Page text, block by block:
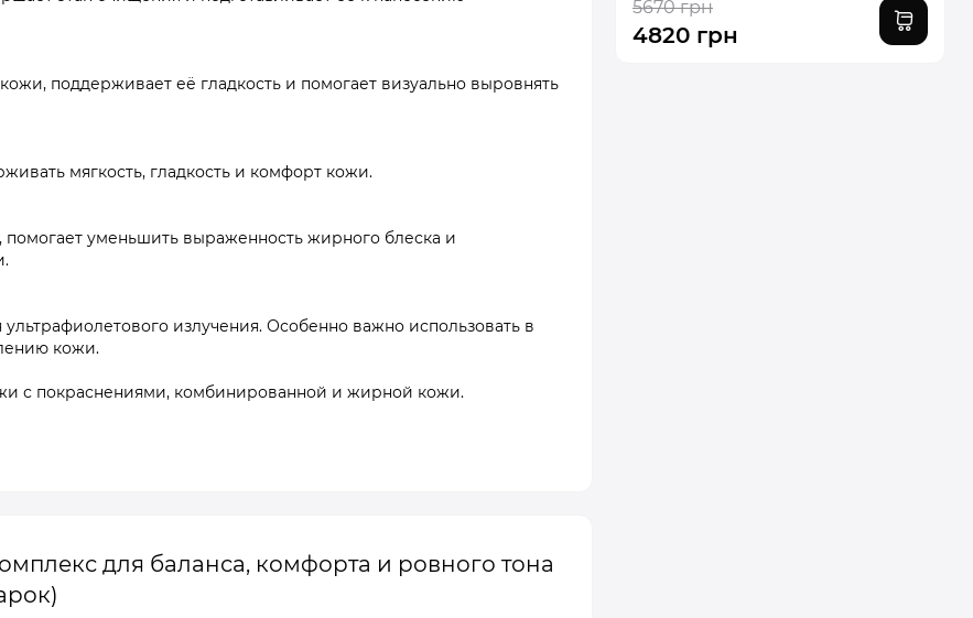
поддерживает её гладкость и помогает визуально выровнять
мягкость, гладкость и комфорт кожи.
уменьшить выраженность жирного блеска и
излучения. Особенно важно использовать в
кожи.
с покраснениями, комбинированной и жирной кожи.
для баланса, комфорта и ровного тона
5670 грн
4820 грн